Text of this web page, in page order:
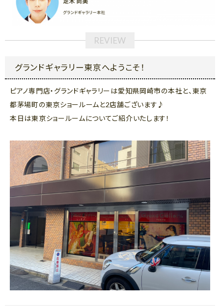
グランドギャラリー東京へようこそ！
ピアノ専門店・グランドギャラリーは愛知県岡崎市の本社と、東京
都茅場町の東京ショールームと2店舗ございます♪
本日は東京ショールームについてご紹介いたします！